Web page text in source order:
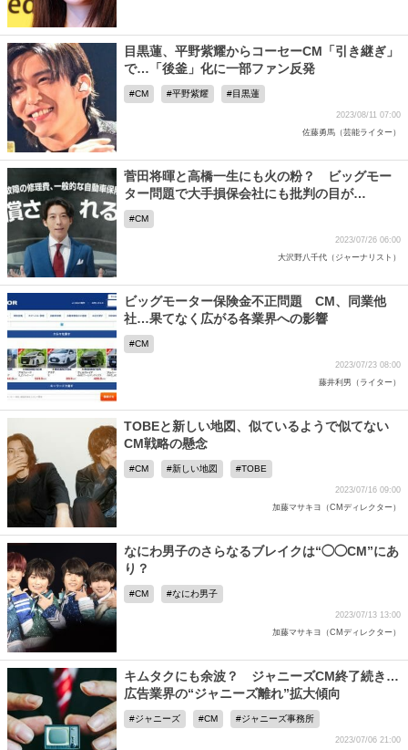
目黒蓮、平野紫耀からコーセーCM「引き継ぎ」
で…「後釜」化に一部ファン反発
CM 平野紫耀 目黒蓮
2023/08/11 07:00
佐藤勇馬（芸能ライター）
菅田将暉と高橋一生にも火の粉？ ビッグモー
ター問題で大手損保会社にも批判の目が…
CM
2023/07/26 06:00
大沢野八千代（ジャーナリスト）
ビッグモーター保険金不正問題 CM、同業他
社…果てなく広がる各業界への影響
CM
2023/07/23 08:00
藤井利男（ライター）
TOBEと新しい地図、似ているようで似てない
CM戦略の懸念
CM 新しい地図 TOBE
2023/07/16 09:00
加藤マサキヨ（CMディレクター）
なにわ男子のさらなるブレイクは“◯◯CM”にあ
り？
CM なにわ男子
2023/07/13 13:00
加藤マサキヨ（CMディレクター）
キムタクにも余波？ ジャニーズCM終了続き…
広告業界の“ジャニーズ離れ”拡大傾向
ジャニーズ CM ジャニーズ事務所
2023/07/06 21:00